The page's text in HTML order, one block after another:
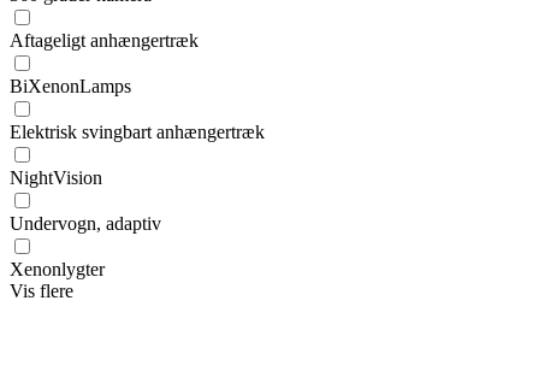
Aftageligt anhængertræk
BiXenonLamps
Elektrisk svingbart anhængertræk
NightVision
Undervogn, adaptiv
Xenonlygter
Vis flere